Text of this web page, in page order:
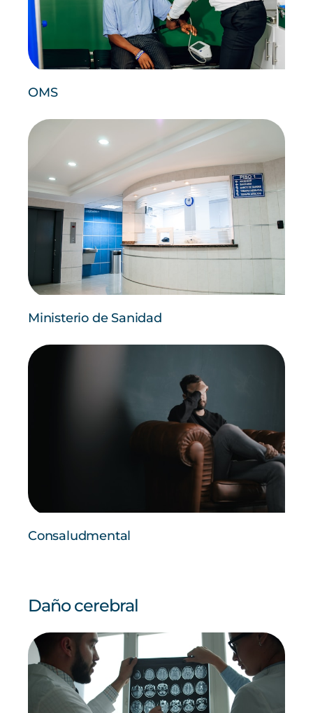
OMS
Ministerio de Sanidad
Consaludmental
Daño cerebral